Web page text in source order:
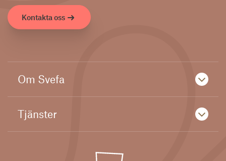
Kontakta oss
Om Svefa
Tjänster